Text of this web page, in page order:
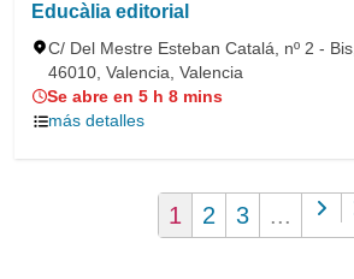
Educàlia editorial
C/ Del Mestre Esteban Catalá, nº 2 - Bis,
46010, Valencia, Valencia
Se abre en 5 h 8 mins
más detalles
1 2 3 ...